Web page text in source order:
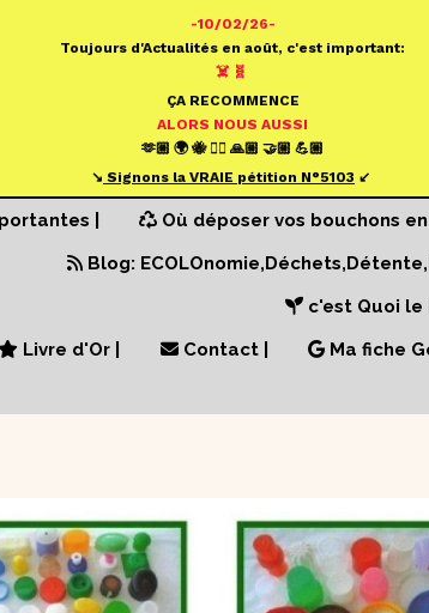
-10/02/26-
Toujours d'Actualités en août, c'est important:
☠️ 🧬
ÇA RECOMMENCE
ALORS NOUS AUSSI
🫶🏼 🌍 🐝 ✍🏼 🙏🏼 🤝🏼 💪🏼
↘️ Signons la VRAIE pétition N°5103 ↙️
|
Où déposer vos bouchons en
Blog:
c'est Quoi le
Livre d'Or | Contact |
Ma fiche